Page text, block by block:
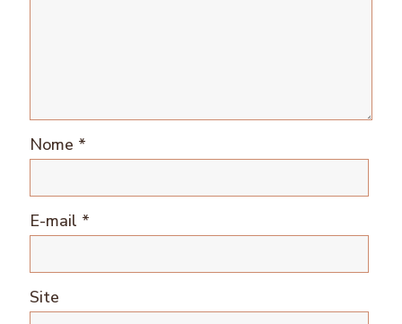
Nome *
E-mail *
Site